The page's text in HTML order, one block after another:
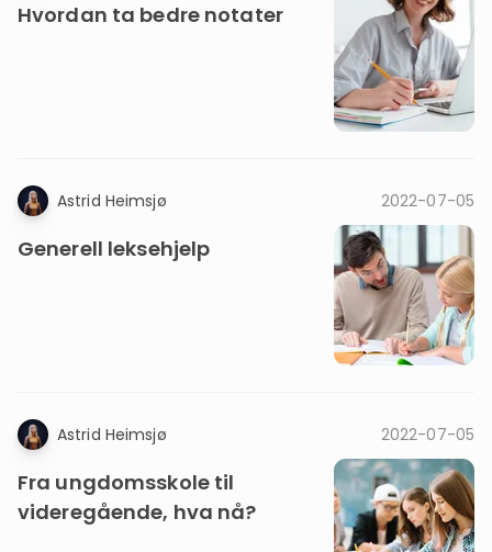
Hvordan ta bedre notater
Astrid Heimsjø 2022-07-05
Generell leksehjelp
Astrid Heimsjø 2022-07-05
Fra ungdomsskole til
videregående, hva nå?